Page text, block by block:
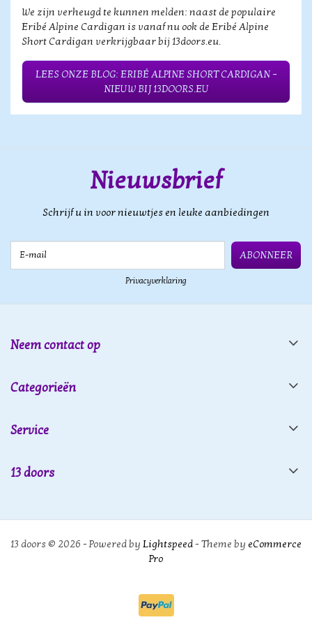
We zijn verheugd te kunnen melden: naast de populaire
Eribé Alpine Cardigan is vanaf nu ook de Eribé Alpine
Short Cardigan verkrijgbaar bij 13doors.eu.
LEES ONZE BLOG: ERIBÉ ALPINE SHORT CARDIGAN –
NIEUW BIJ 13DOORS.EU
Nieuwsbrief
Schrijf u in voor nieuwtjes en leuke aanbiedingen
ABONNEER
Privacyverklaring
Neem contact op
Categorieën
Service
13 doors
13 doors © 2026 - Powered by Lightspeed- Theme by eCommerce
Pro